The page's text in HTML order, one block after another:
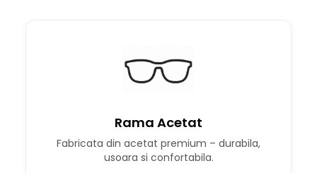
Rama Acetat
Fabricata din acetat premium – durabila,
usoara si confortabila.